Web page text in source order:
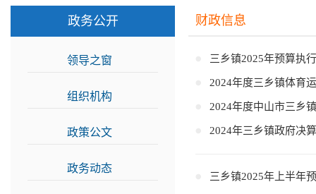
政务公开
领导之窗
组织机构
政策公文
政务动态
财政信息
三乡镇2025年预算执
2024年度三乡镇体育
2024年度中山市三乡
2024年三乡镇政府决
三乡镇2025年上半年